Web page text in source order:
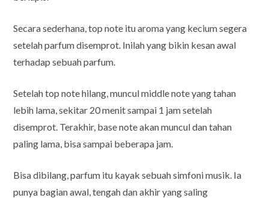
Secara sederhana, top note itu aroma yang kecium segera
setelah parfum disemprot. Inilah yang bikin kesan awal
terhadap sebuah parfum.
Setelah top note hilang, muncul middle note yang tahan
lebih lama, sekitar 20 menit sampai 1 jam setelah
disemprot. Terakhir, base note akan muncul dan tahan
paling lama, bisa sampai beberapa jam.
Bisa dibilang, parfum itu kayak sebuah simfoni musik. Ia
punya bagian awal, tengah dan akhir yang saling